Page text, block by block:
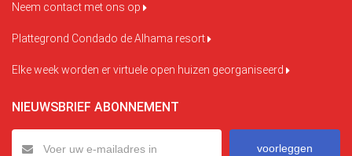
Neem contact met ons op
Plattegrond Condado de Alhama resort
Elke week worden er virtuele open huizen georganiseerd
NIEUWSBRIEF ABONNEMENT
voorleggen